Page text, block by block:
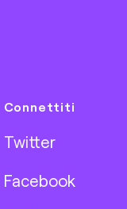
Connettiti
Twitter
Facebook